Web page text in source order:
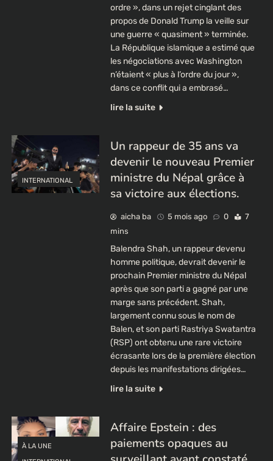
ordre », dans un rejet cinglant des
propos de Donald Trump la veille sur
une guerre « quasiment » terminée.
La République islamique a estimé que
les négociations avec Washington
n’étaient « plus à l’ordre du jour »,
dans ce conflit qui a embrasé…
lire la suite
INTERNATIONAL
Un rappeur de 35 ans va
devenir le nouveau Premier
ministre du Népal grâce à
sa victoire aux élections.
aicha ba 5 mois ago 0
7
mins
Balendra Shah, un rappeur devenu
homme politique, devrait devenir le
prochain Premier ministre du Népal
après que son parti a gagné par une
marge sans précédent. Shah,
largement connu sous le nom de
Balen, et son parti Rastriya Swatantra
(RSP) ont obtenu une rare victoire
écrasante lors de la première élection
depuis les manifestations dirigées…
lire la suite
À LA UNE
Affaire Epstein : des
paiements opaques au